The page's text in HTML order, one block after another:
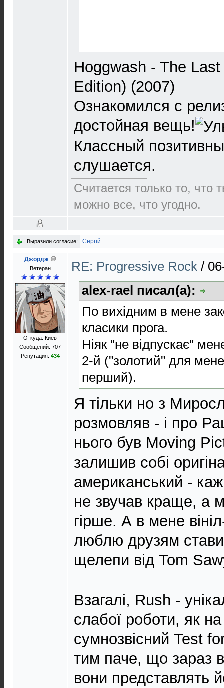
Hoggwash - The
Edition) (2007)
Ознакомился с
достойная вещь!
Классный
слушается.
Считается только то, что
можно все, что угодно.
Выразили согласие: Сергій
Джордж
Ветеран
Откуда: Киев
Сообщений: 707
Репутация: 434
RE: Progressive Rock /
alex-rael писал(а):
По вихідним в мене
класики прога.
Ніяк "не відпускає"
2-й ("золотий" для
перший).
Я тільки но з
розмовляв - і про
нього був Moving
залишив собі
американський -
не звучав краще, а
гірше. А в мене
люблю друзям
щелепи від Tom
Взагалі, Rush -
слабої роботи, як
сумнозвісний Test
тим паче, що зараз
вони представлять